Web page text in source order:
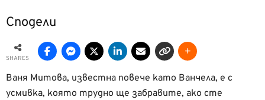
Сподели
SHARES
Ваня Митова, известна повече като Ванчела, е с
усмивка, която трудно ще забравите, ако сте